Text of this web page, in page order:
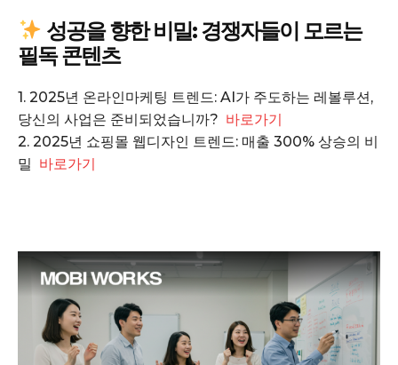
Company
회사소개
고객센터
구독 플랜
개인정보취급방침
청소년보호정책
성공을 향한 비밀: 경쟁자들이 모르는
필독 콘텐츠
1. 2025년 온라인마케팅 트렌드: AI가 주도하는 레볼루션,
당신의 사업은 준비되었습니까? 바로가기
2. 2025년 쇼핑몰 웹디자인 트렌드: 매출 300% 상승의 비
밀 바로가기